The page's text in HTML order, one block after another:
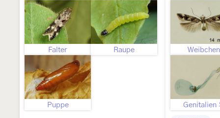
Falter Raupe
Puppe
Weibchen
Genitalien